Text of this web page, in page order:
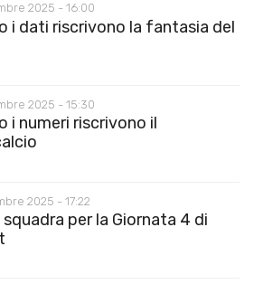
2025 - 16:00
i dati riscrivono la fantasia del
2025 - 15:30
i numeri riscrivono il
2025 - 17:22
squadra per la Giornata 4 di